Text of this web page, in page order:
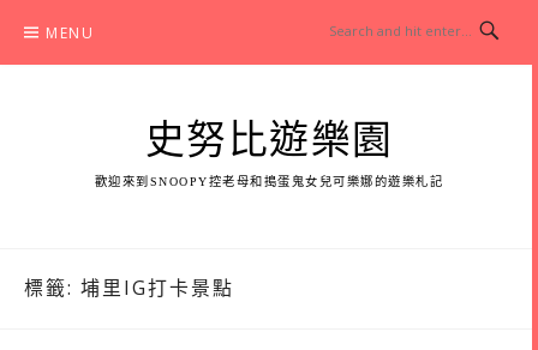
content
MENU
史努比遊樂園
歡迎來到SNOOPY控老母和搗蛋鬼女兒可樂娜的遊樂札記
標籤: 埔里IG打卡景點